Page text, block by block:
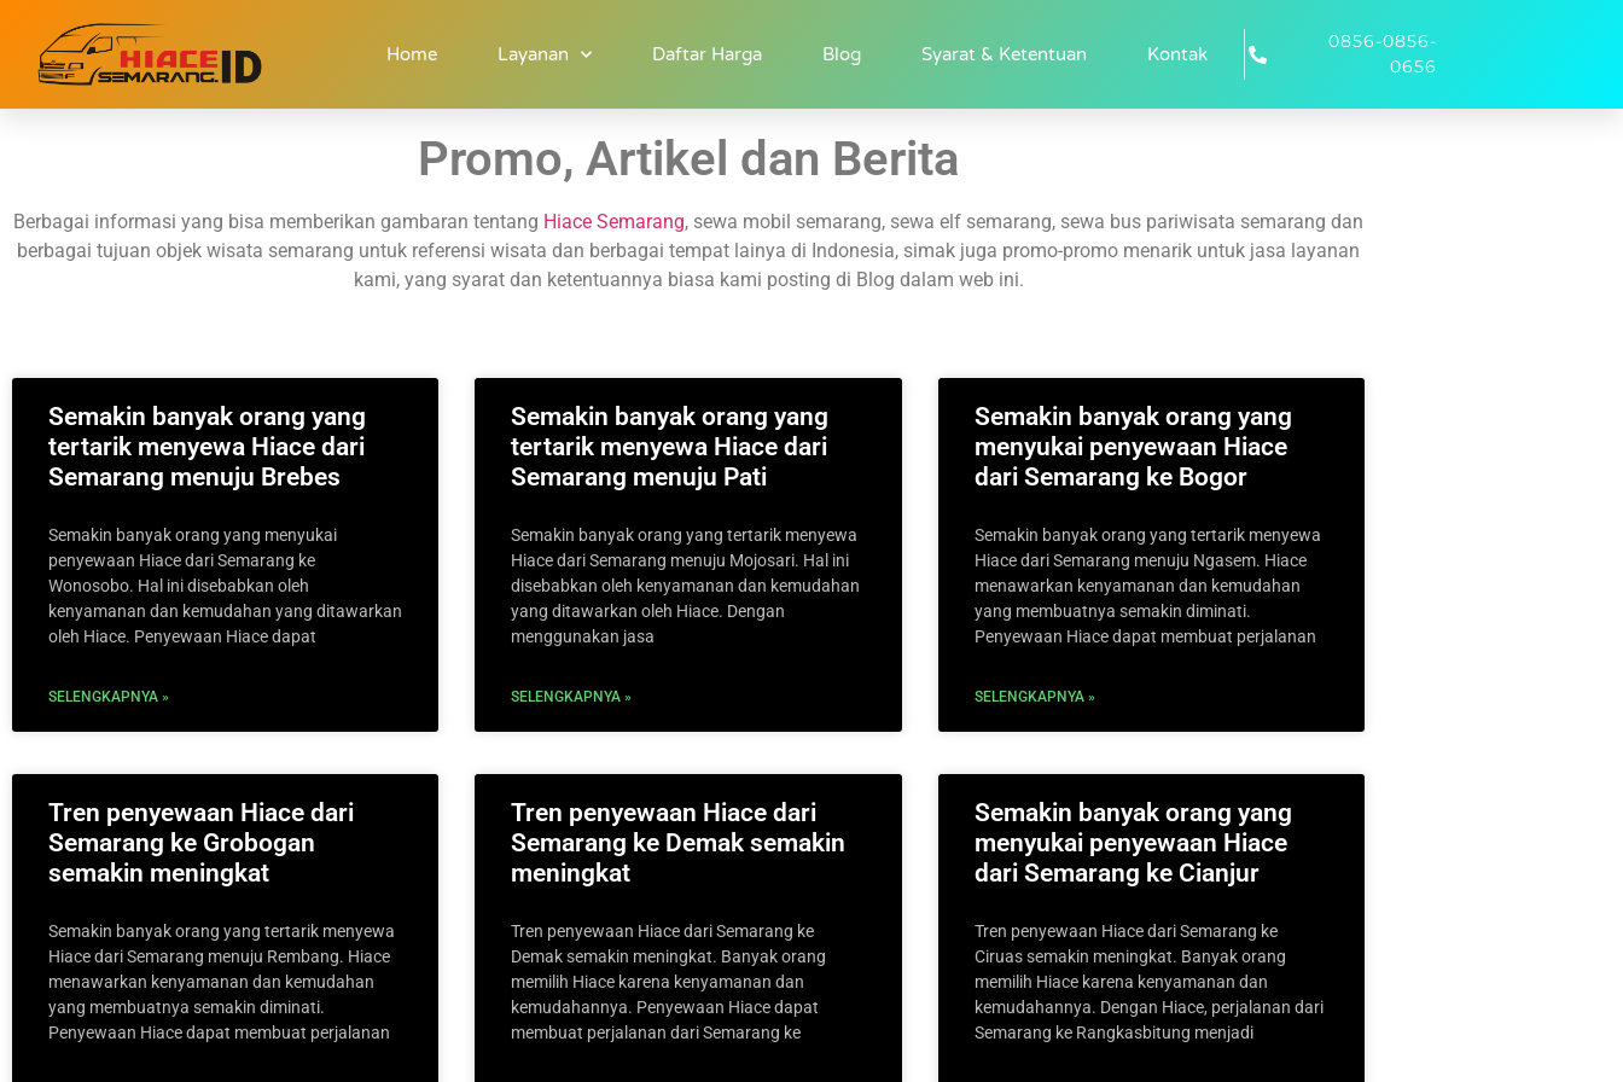
Home Layanan Daftar Harga Blog Syarat & Ketentuan Kontak
0856-0856-
0656
Promo, Artikel dan Berita
Berbagai informasi yang bisa memberikan gambaran tentang Hiace Semarang, sewa mobil semarang, sewa elf semarang, sewa bus pariwisata semarang dan
berbagai tujuan objek wisata semarang untuk referensi wisata dan berbagai tempat lainya di Indonesia, simak juga promo-promo menarik untuk jasa layanan
kami, yang syarat dan ketentuannya biasa kami posting di Blog dalam web ini.
Semakin banyak orang yang
tertarik menyewa Hiace dari
Semarang menuju Brebes
Semakin banyak orang yang menyukai
penyewaan Hiace dari Semarang ke
Wonosobo. Hal ini disebabkan oleh
kenyamanan dan kemudahan yang ditawarkan
oleh Hiace. Penyewaan Hiace dapat
SELENGKAPNYA »
Semakin banyak orang yang
tertarik menyewa Hiace dari
Semarang menuju Pati
Semakin banyak orang yang tertarik menyewa
Hiace dari Semarang menuju Mojosari. Hal ini
disebabkan oleh kenyamanan dan kemudahan
yang ditawarkan oleh Hiace. Dengan
menggunakan jasa
SELENGKAPNYA »
Semakin banyak orang yang
menyukai penyewaan Hiace
dari Semarang ke Bogor
Semakin banyak orang yang tertarik menyewa
Hiace dari Semarang menuju Ngasem. Hiace
menawarkan kenyamanan dan kemudahan
yang membuatnya semakin diminati.
Penyewaan Hiace dapat membuat perjalanan
SELENGKAPNYA »
Tren penyewaan Hiace dari
Semarang ke Grobogan
semakin meningkat
Semakin banyak orang yang tertarik menyewa
Hiace dari Semarang menuju Rembang. Hiace
menawarkan kenyamanan dan kemudahan
yang membuatnya semakin diminati.
Penyewaan Hiace dapat membuat perjalanan
Tren penyewaan Hiace dari
Semarang ke Demak semakin
meningkat
Tren penyewaan Hiace dari Semarang ke
Demak semakin meningkat. Banyak orang
memilih Hiace karena kenyamanan dan
kemudahannya. Penyewaan Hiace dapat
membuat perjalanan dari Semarang ke
Semakin banyak orang yang
menyukai penyewaan Hiace
dari Semarang ke Cianjur
Tren penyewaan Hiace dari Semarang ke
Ciruas semakin meningkat. Banyak orang
memilih Hiace karena kenyamanan dan
kemudahannya. Dengan Hiace, perjalanan dari
Semarang ke Rangkasbitung menjadi